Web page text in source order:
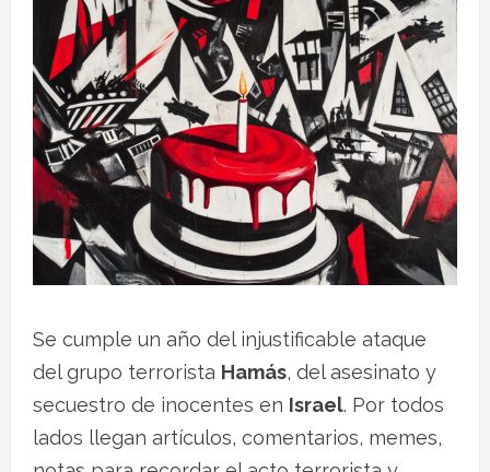
Se cumple un año del injustificable ataque
del grupo terrorista Hamás, del asesinato y
secuestro de inocentes en Israel. Por todos
lados llegan artículos, comentarios, memes,